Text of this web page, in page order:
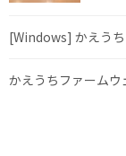
[Windows] かえう
かえうちファームウ